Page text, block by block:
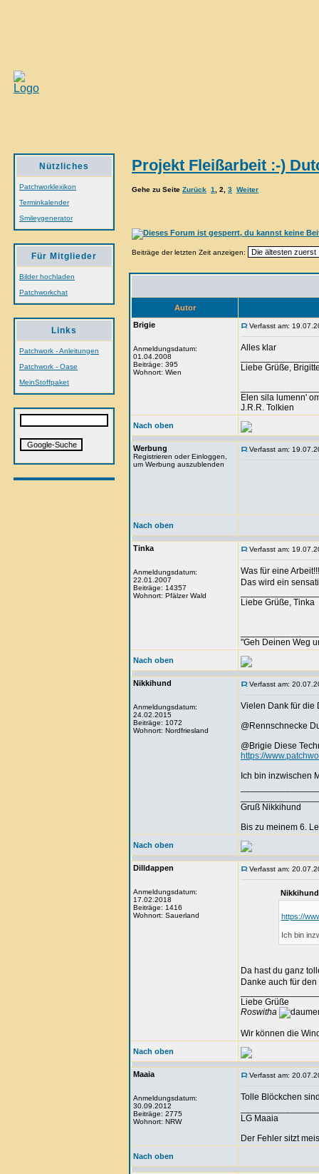
Nützliches
Patchworklexikon
Terminkalender
Smileygenerator
Für Mitglieder
Bilder hochladen
Patchworkchat
Links
Patchwork - Anleitungen
Patchwork - Oase
MeinStoffpaket
Projekt Fleißarbeit :-)
Gehe zu Seite Zurück 1 2 3 Weiter
Beiträge der letzten Zeit anzeigen:
Autor
Brigie
Anmeldungsdatum:
01.04.2008
Beiträge: 395
Wohnort: Wien
Verfasst am:
Alles klar
Liebe Grüße,
Elen sila lumenn'
J.R.R. Tolkien
Nach oben
Werbung
Registrieren oder Einloggen,
um Werbung auszublenden
Verfasst am:
Nach oben
Tinka
Anmeldungsdatum:
22.01.2007
Beiträge: 14357
Wohnort: Pfälzer Wald
Verfasst am:
Was für eine
Das wird ein
Liebe Grüße, Tinka
"Geh Deinen Weg
Nach oben
Nikkihund
Anmeldungsdatum:
24.02.2015
Beiträge: 1072
Wohnort: Nordfriesland
Verfasst am:
Vielen Dank für die
@Rennschnecke
@Brigie Diese
https://
Ich bin inzwischen
Gruß Nikkihund
Bis zu meinem 6.
Nach oben
Dilldappen
Anmeldungsdatum:
17.02.2018
Beiträge: 1416
Wohnort: Sauerland
Verfasst am:
https://
Ich bin
Da hast du ganz
Danke auch für den
Liebe Grüße
Roswitha
Wir können die
Nach oben
Maaia
Anmeldungsdatum:
30.09.2012
Beiträge: 2775
Wohnort: NRW
Verfasst am:
Tolle Blöckchen
LG Maaia
Der Fehler sitzt
Nach oben